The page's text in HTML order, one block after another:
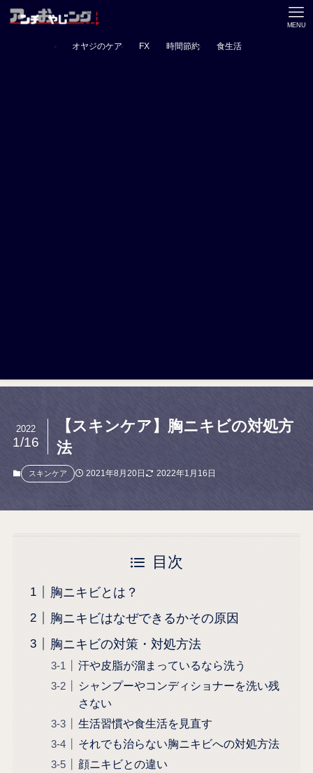
MENU
オヤジのケア FX 時間節約 食生活
【スキンケア】胸ニキビの対処方
法
2022
1/16
スキンケア 2021年8月20日 2022年1月16日
目次
胸ニキビとは？
胸ニキビはなぜできるかその原因
胸ニキビの対策・対処方法
汗や皮脂が溜まっているなら洗う
シャンプーやコンディショナーを洗い残
さない
生活習慣や食生活を見直す
それでも治らない胸ニキビへの対処方法
顔ニキビとの違い